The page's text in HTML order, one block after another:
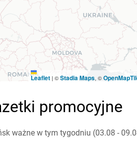
Leaflet | ©Stadia Maps, ©
promocyjne
ważne w tym tygodniu (03.08 -